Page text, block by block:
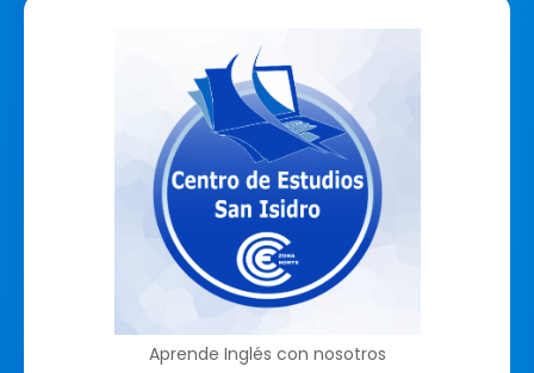
Aprende Inglés con nosotros